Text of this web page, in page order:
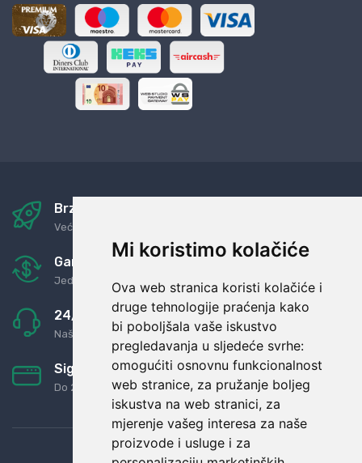
Mi koristimo kolačiće
Ova web stranica koristi kolačiće i
druge tehnologije praćenja kako
bi poboljšala vaše iskustvo
pregledavanja u sljedeće svrhe:
omogućiti osnovnu funkcionalnost
web stranice, za pružanje boljeg
iskustva na web stranici, za
mjerenje vašeg interesa za naše
proizvode i usluge i za
Brza i sigurna dostava
Već za nekoliko dana kod vas
Garancija u povrat novaca
Jednostavno pravilo: Roba za novac
24/7 odlična podrška
Naši agenti uvijek na raspolaganju
Sigurno obročno plaćanje
Do 24 rata bez kamata